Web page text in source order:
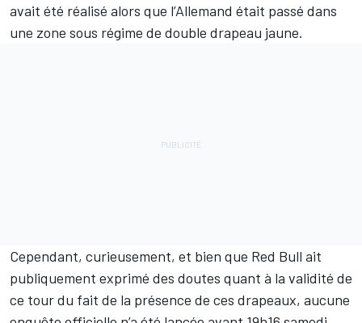
avait été réalisé alors que l’Allemand était passé dans
une zone sous régime de double drapeau jaune.
Cependant, curieusement, et bien que Red Bull ait
publiquement exprimé des doutes quant à la validité de
ce tour du fait de la présence de ces drapeaux, aucune